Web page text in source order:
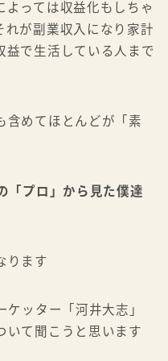
っては収益化もしちゃ
れが副業収入になり家計
益で生活している人まで
含めてほとんどが「素
「プロ」から見た僕達
ります
ケッター「河井大志」
いて聞こうと思います